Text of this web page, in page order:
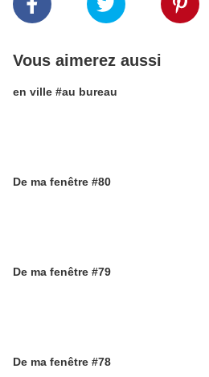
Vous aimerez aussi
en ville #au bureau
De ma fenêtre #80
De ma fenêtre #79
De ma fenêtre #78